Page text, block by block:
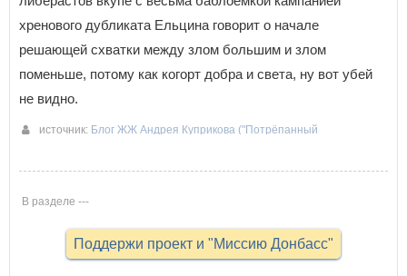
хренового дубликата Ельцина говорит о начале
решающей схватки между злом большим и злом
поменьше, потому как когорт добра и света, ну вот убей
не видно.
источник: Блог ЖЖ Андрея Куприкова ("Потрёпанный
В разделе ---
Поддержи проект и "Миссию Донбасс"